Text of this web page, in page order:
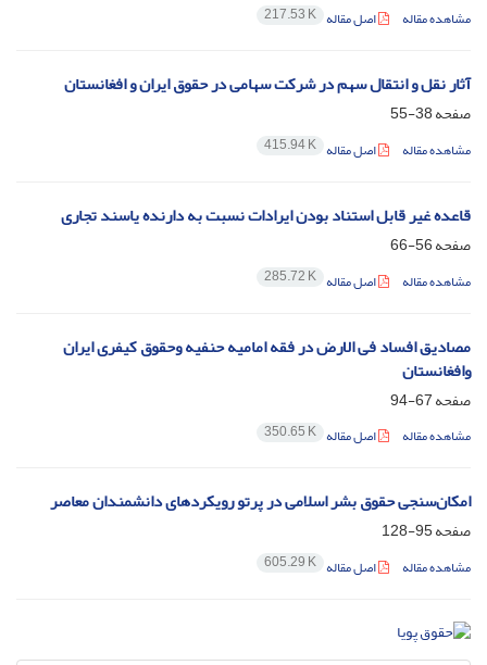
مشاهده مقاله اصل مقاله 217.53 K
آثار نقل و انتقال سهم در شرکت سهامی در حقوق ایران و افغانستان
صفحه38-55
مشاهده مقاله اصل مقاله 415.94 K
قاعده غیر قابل استناد بودن ایرادات نسبت به دارنده یاسند تجاری
صفحه56-66
مشاهده مقاله اصل مقاله 285.72 K
مصادیق افساد فی الارض در فقه امامیه حنفیه وحقوق کیفری ایران
وافغانستان
صفحه67-94
مشاهده مقاله اصل مقاله 350.65 K
امکان‌سنجی حقوق بشر اسلامی در پرتو رویکردهای دانشمندان معاصر
صفحه95-128
مشاهده مقاله اصل مقاله 605.29 K